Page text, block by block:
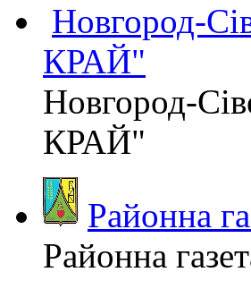
Новгород-
КРАЙ"
Новгород-
КРАЙ"
Районна
Районна